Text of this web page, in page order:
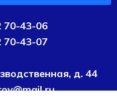
70-43-06
70-43-07
д. 44